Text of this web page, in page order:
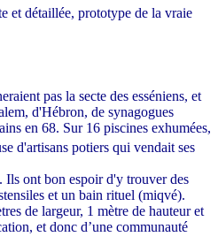
et détaillée, prototype de la vraie
pas la secte des esséniens, et
d'Hébron, de synagogues
en 68. Sur 16 piscines exhumées,
d'artisans potiers qui vendait ses
ont bon espoir d'y trouver des
et un bain rituel (miqvé).
de largeur, 1 mètre de hauteur et
et donc d’une communauté